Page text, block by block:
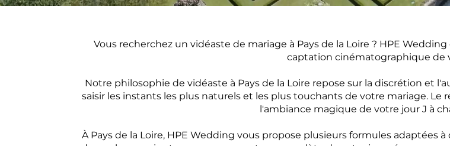
Vous recherchez un vidéaste de mariage à Pays de la Loire ? HPE
captation cinématographique de
Notre philosophie de vidéaste à Pays de la Loire repose sur la discrétion et
saisir les instants les plus naturels et les plus touchants de votre mariage.
l'ambiance magique de votre jour J à
À Pays de la Loire, HPE Wedding vous propose plusieurs formules adaptées